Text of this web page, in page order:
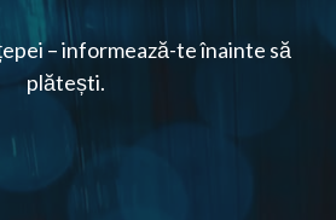
– informează-te înainte să
plătești.